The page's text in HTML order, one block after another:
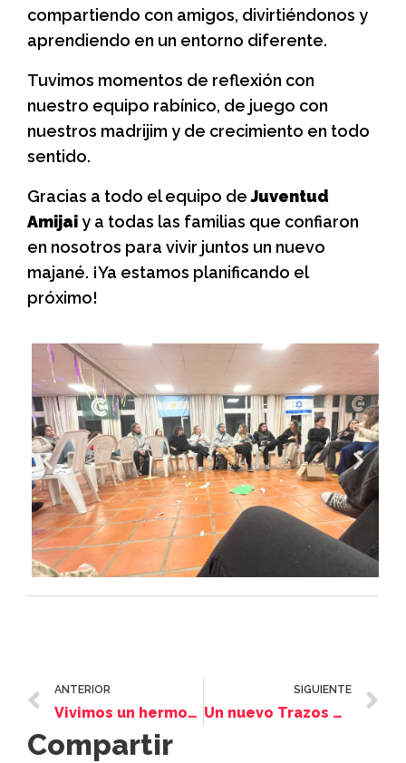
compartiendo con amigos, divirtiéndonos y
aprendiendo en un entorno diferente.
Tuvimos momentos de reflexión con
nuestro equipo rabínico, de juego con
nuestros madrijim y de crecimiento en todo
sentido.
Gracias a todo el equipo deJuventud
Amijaiy a todas las familias que confiaron
en nosotros para vivir juntos un nuevo
majané. ¡Ya estamos planificando el
próximo!
ANTERIOR
Vivimos un hermoso Torneo de Burako Solidario
SIGUIENTE
Un nuevo Trazos de Vida a 30 años del Atentado a la AMIA
Compartir